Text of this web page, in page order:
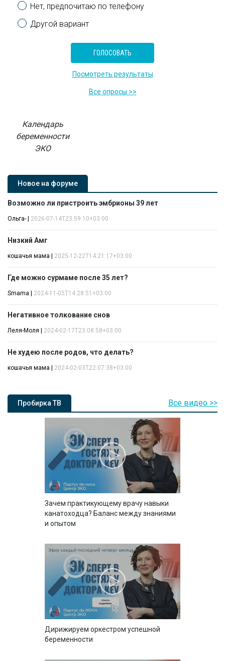
Нет, предпочитаю по телефону
Другой вариант
Посмотреть результаты
Все опросы >>
Календарь
беременности
ЭКО
Новое на форуме
Возможно ли пристроить эмбрионы 39 лет
Ольга- 2026-07-14T23:59:10+03:00
Низкий Амг
кошачья мама 2025-12-22T14:21:17+03:00
Где можно сурмаме после 35 лет?
Smama 2024-11-05T14:28:51+03:00
Негативное толкование снов
Леля-Моля 2024-02-17T23:08:58+03:00
Не худею после родов, что делать?
кошачья мама 2024-02-03T22:07:38+03:00
Пробирка ТВ
Зачем практикующему врачу навыки
канатоходца? Баланс между знаниями
и опытом
Дирижируем оркестром успешной
беременности
Все видео >>